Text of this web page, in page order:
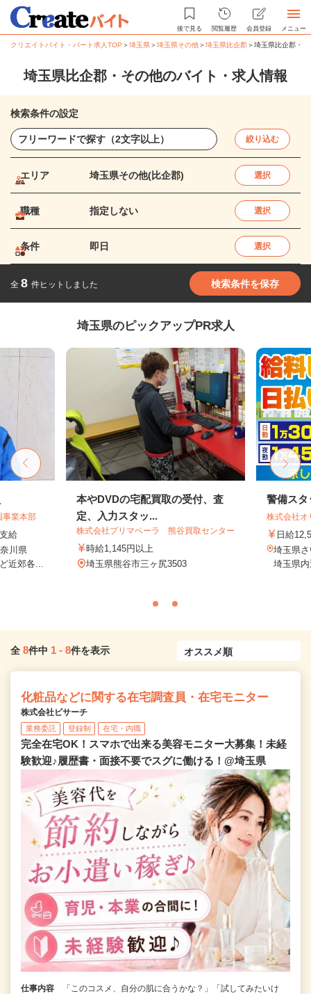
後で見る 閲覧履歴 会員登録 メニュー
クリエイトバイト・パート求人TOP ＞埼玉県＞埼玉県その他＞埼玉県比企郡＞埼玉県比企郡・
埼玉県比企郡・その他のバイト・求人情報
検索条件の設定
絞り込む
エリア 埼玉県その他(比企郡) 選択
職種 指定しない 選択
条件 即日 選択
全 8 件ヒットしました 検索条件を保存
埼玉県のピックアップPR求人
業本部
給
川県
近郊各...
本やDVDの宅配買取の受付、査
定、入力スタッ...
株式会社プリマベーラ 熊谷買取センター
時給1,145円以上
埼玉県熊谷市三ヶ尻3503
警備スタ
株式会社オ
日給
埼玉県
埼玉県
全 8件中 1 - 8件を表示
化粧品などに関する在宅調査員・在宅モニター
株式会社ビサーチ
業務委託 登録制 在宅・内職
完全在宅OK！スマホで出来る美容モニター大募集！未経
験歓迎♪履歴書・面接不要でスグに働ける！@埼玉県
仕事内容
「このコスメ、自分の肌に合うかな？」「試してみたいけ